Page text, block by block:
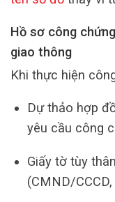
Hồ sơ công
giao thông
Khi thực hiện
Dự thảo hợp
yêu cầu công
Giấy tờ tùy
(CMND/